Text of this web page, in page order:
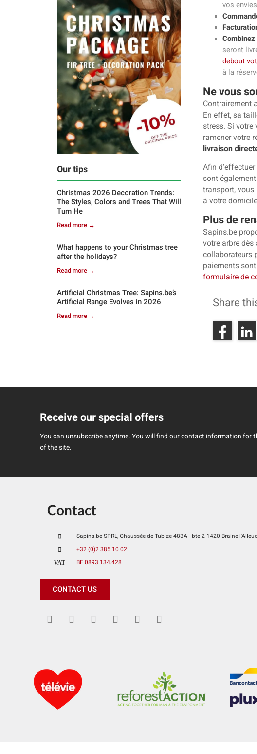
Our tips
Christmas 2026 Decoration Trends:
The Styles, Colors and Trees That Will
Turn He
Read more →
What happens to your Christmas tree
after the holidays?
Read more →
Artificial Christmas Tree: Sapins.be’s
Artificial Range Evolves in 2026
Read more →
vos
seront
debout
à la
Ne vous
Contrairement
En effet, sa
stress. Si votre
ramener votre
livraison
Afin d’effectuer
sont
transport, vous
à votre
Plus de
Sapins.be
votre arbre dès
collaborateurs
paiements
formulaire de
Share
Receive our special offers
You can unsubscribe anytime. You will find our contact information for
of the site.
Contact
Sapins.be SPRL, Chaussée de Tubize 483A - bte 2 1420 Braine-
+32 (0)2 385 10 02
VAT
BE 0893.134.428
CONTACT US